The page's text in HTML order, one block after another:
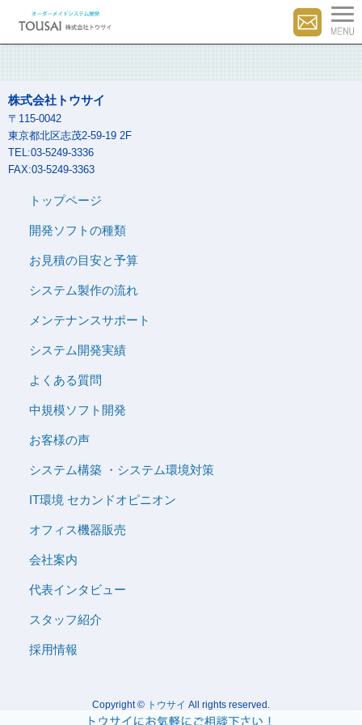
株式会社トウサイ
〒115-0042
東京都北区志茂2-59-19 2F
TEL:03-5249-3336
FAX:03-5249-3363
トップページ
開発ソフトの種類
お見積の目安と予算
システム製作の流れ
メンテナンスサポート
システム開発実績
よくある質問
中規模ソフト開発
お客様の声
システム構築 ・システム環境対策
IT環境 セカンドオピニオン
オフィス機器販売
会社案内
代表インタビュー
スタッフ紹介
採用情報
Copyright © トウサイ All rights reserved.